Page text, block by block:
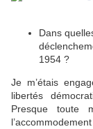
Dans
1954 ?
Je m’étais
libertés
Presque